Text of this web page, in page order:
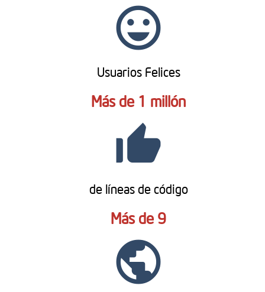
sentiment_very_satisfied
Usuarios Felices
Más de 1 millón
thumb_up_alt
de líneas de código
Más de 9
public